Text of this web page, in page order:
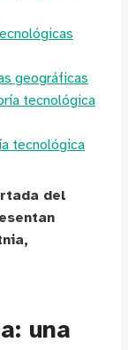
geográficas
tecnológica
tecnológica
del
una